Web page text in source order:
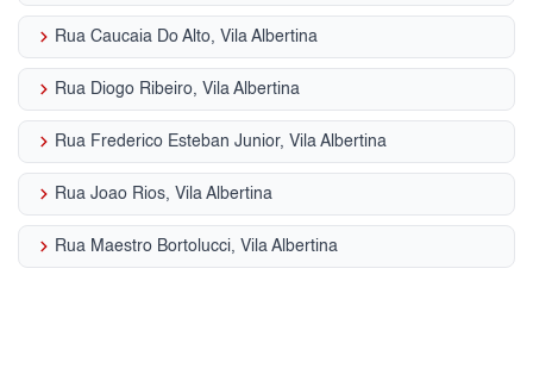
keyboard_arrow_right Rua Caucaia Do Alto, Vila Albertina
keyboard_arrow_right Rua Diogo Ribeiro, Vila Albertina
keyboard_arrow_right Rua Frederico Esteban Junior, Vila Albertina
keyboard_arrow_right Rua Joao Rios, Vila Albertina
keyboard_arrow_right Rua Maestro Bortolucci, Vila Albertina